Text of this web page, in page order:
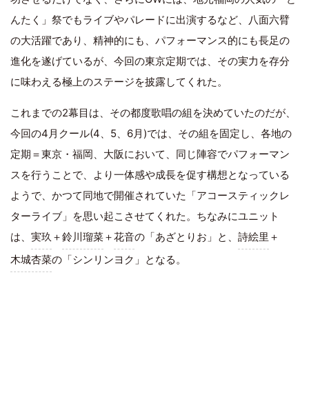
んたく」祭でもライブやパレードに出演するなど、八面六臂
の大活躍であり、精神的にも、パフォーマンス的にも長足の
進化を遂げているが、今回の東京定期では、その実力を存分
に味わえる極上のステージを披露してくれた。
これまでの2幕目は、その都度歌唱の組を決めていたのだが、
今回の4月クール(4、5、6月)では、その組を固定し、各地の
定期＝東京・福岡、大阪において、同じ陣容でパフォーマン
スを行うことで、より一体感や成長を促す構想となっている
ようで、かつて同地で開催されていた「アコースティックレ
ターライブ」を思い起こさせてくれた。ちなみにユニット
は、 実玖 ＋鈴川瑠菜＋花音の「あざとりお」と、 詩絵里 ＋
木城杏菜の「シンリンヨク」となる。